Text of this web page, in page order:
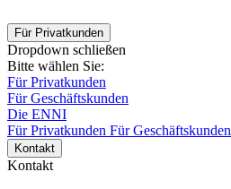
Für Privatkunden
Dropdown schließen
Bitte wählen Sie:
Für Privatkunden
Für Geschäftskunden
Die ENNI
Für Privatkunden Für Geschäftskunden
Kontakt
Kontakt